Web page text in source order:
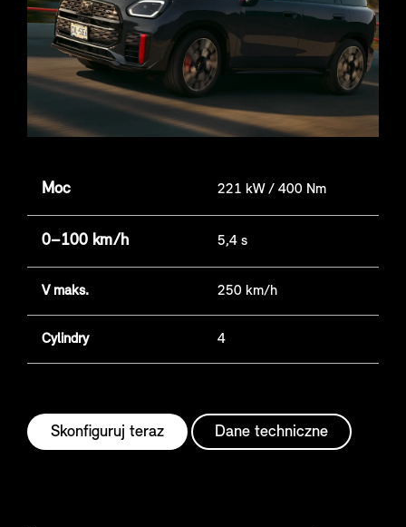
Moc 221 kW / 400 Nm
0–100 km/h 5,4 s
V maks. 250 km/h
Cylindry 4
Skonfiguruj teraz Dane techniczne